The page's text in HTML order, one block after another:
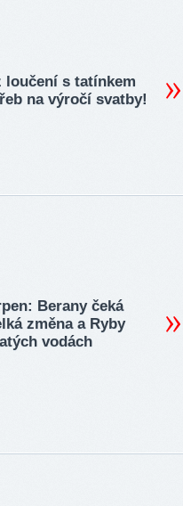
loučení s tatínkem
na výročí svatby!
Berany čeká
změna a Ryby
vodách